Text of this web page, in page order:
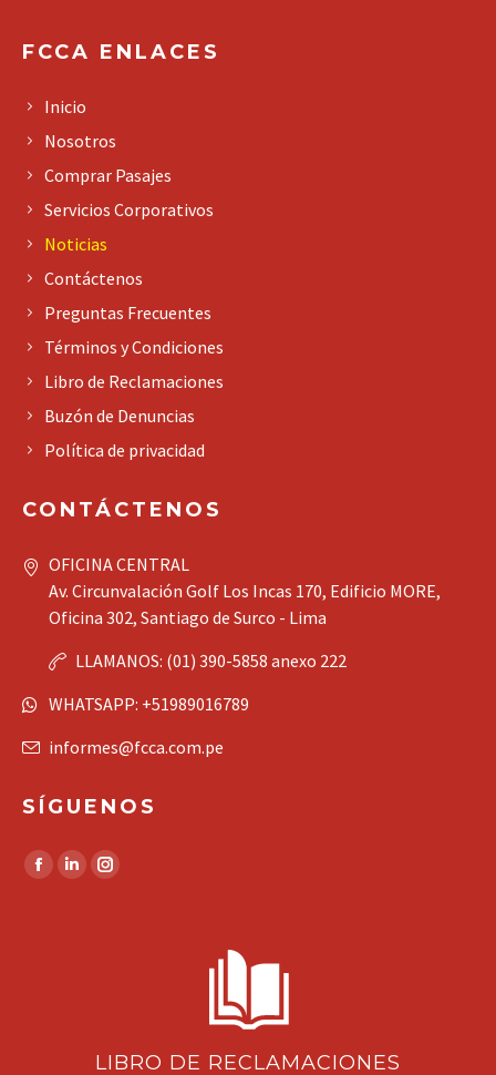
FCCA ENLACES
Inicio
Nosotros
Comprar Pasajes
Servicios Corporativos
Noticias
Contáctenos
Preguntas Frecuentes
Términos y Condiciones
Libro de Reclamaciones
Buzón de Denuncias
Política de privacidad
CONTÁCTENOS
OFICINA CENTRAL
Av. Circunvalación Golf Los Incas 170, Edificio MORE,
Oficina 302, Santiago de Surco - Lima
LLAMANOS: (01) 390-5858 anexo 222
WHATSAPP: +51989016789
informes@fcca.com.pe
SÍGUENOS
Encuéntranos en:
Facebook
LinkedinInstagram
LIBRO DE RECLAMACIONES